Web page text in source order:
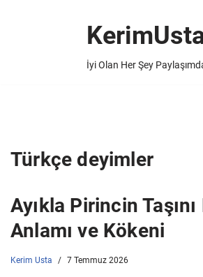
İyi Olan Her Şey
Türkçe deyimler
Ayıkla Pirincin
Anlamı ve Kökeni
Kerim Usta 7 Temmuz 2026